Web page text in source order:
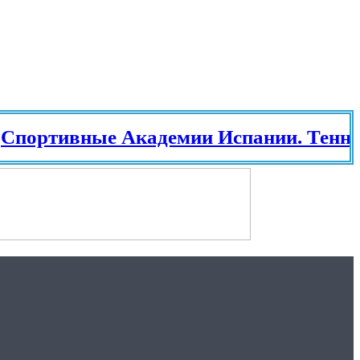
Академии Испании. Теннис в